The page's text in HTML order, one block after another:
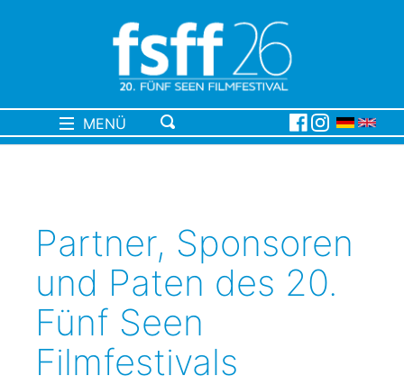
MENÜ
Partner, Sponsoren
und Paten des 20.
Fünf Seen
Filmfestivals